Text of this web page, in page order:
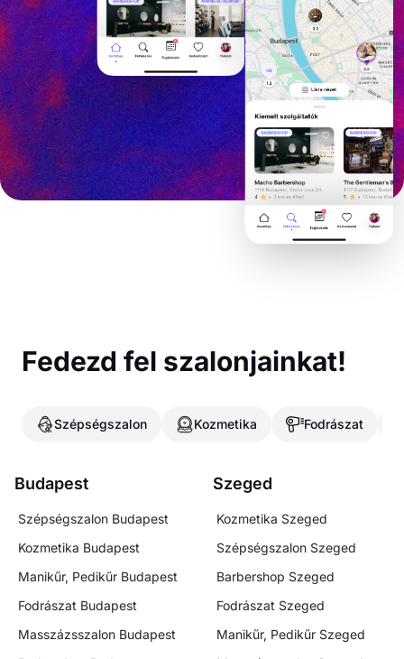
Fedezd fel szalonjainkat!
Szépségszalon Kozmetika Fodrászat
Budapest
Szépségszalon Budapest
Kozmetika Budapest
Manikűr, Pedikűr Budapest
Fodrászat Budapest
Masszázsszalon Budapest
Szeged
Kozmetika Szeged
Szépségszalon Szeged
Barbershop Szeged
Fodrászat Szeged
Manikűr, Pedikűr Szeged